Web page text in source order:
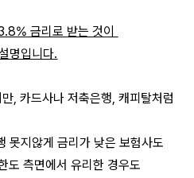
금리로 받는 것이
명입니다.
, 카드사나 저축은행, 캐피탈처럼
못지않게 금리가 낮은 보험사도
도 측면에서 유리한 경우도